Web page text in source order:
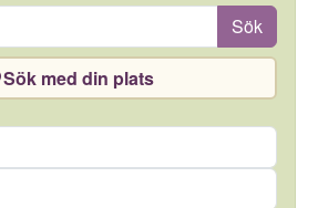
Sök
Sök med din plats